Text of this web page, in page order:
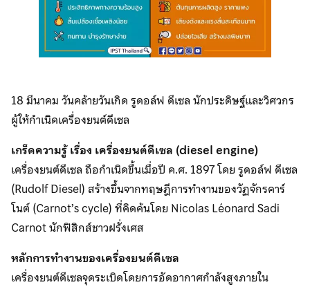
18 มีนาคม วันคล้ายวันเกิด รูดอล์ฟ ดีเซล นักประดิษฐ์และวิศวกร
ผู้ให้กำเนิดเครื่องยนต์ดีเซล
เกร็ดความรู้ เรื่อง เครื่องยนต์ดีเซล (diesel engine)
เครื่องยนต์ดีเซล ถือกำเนิดขึ้นเมื่อปี ค.ศ. 1897 โดย รูดอล์ฟ ดีเซล
(Rudolf Diesel) สร้างขึ้นจากทฤษฎีการทำงานของวัฏจักรคาร์
โนต์ (Carnot’s cycle) ที่คิดค้นโดย Nicolas Léonard Sadi
Carnot นักฟิสิกส์ชาวฝรั่งเศส
หลักการทํางานของเครื่องยนต์ดีเซล
เครื่องยนต์ดีเซลจุดระเบิดโดยการอัดอากาศกำลังสูงภายใน